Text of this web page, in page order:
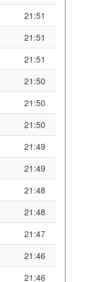
21:51
21:51
21:51
21:50
21:50
21:50
21:49
21:49
21:48
21:48
21:47
21:46
21:46